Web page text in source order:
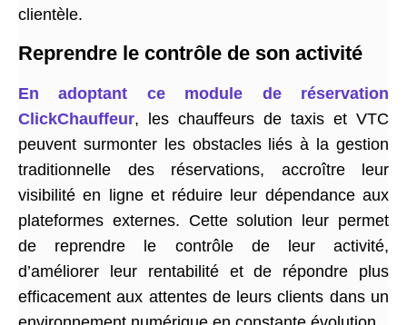
clientèle.
Reprendre le contrôle de son activité
En adoptant ce module de réservation
ClickChauffeur, les chauffeurs de taxis et VTC
peuvent surmonter les obstacles liés à la gestion
traditionnelle des réservations, accroître leur
visibilité en ligne et réduire leur dépendance aux
plateformes externes. Cette solution leur permet
de reprendre le contrôle de leur activité,
d’améliorer leur rentabilité et de répondre plus
efficacement aux attentes de leurs clients dans un